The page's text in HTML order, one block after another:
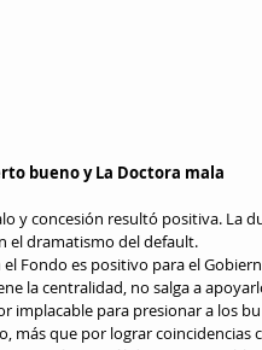
bueno y La Doctora mala
y concesión resultó positiva. La
el dramatismo del default.
Fondo es positivo para el
la centralidad, no salga a
implacable para presionar a los
más que por lograr coincidencias